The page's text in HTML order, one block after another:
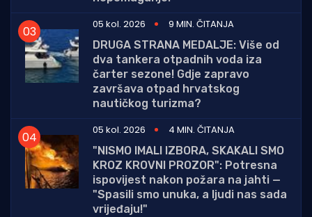
05 kol. 2026
9 MIN. ČITANJA
DRUGA STRANA MEDALJE: Više od
dva tankera otpadnih voda iza
čarter sezone! Gdje zapravo
završava otpad hrvatskog
nautičkog turizma?
05 kol. 2026
4 MIN. ČITANJA
"NISMO IMALI IZBORA, SKAKALI SMO
KROZ KROVNI PROZOR": Potresna
ispovijest nakon požara na jahti —
"Spasili smo unuka, a ljudi nas sada
vrijeđaju!"